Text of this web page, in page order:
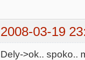
2008-03-19
Dely->ok.. spoko..